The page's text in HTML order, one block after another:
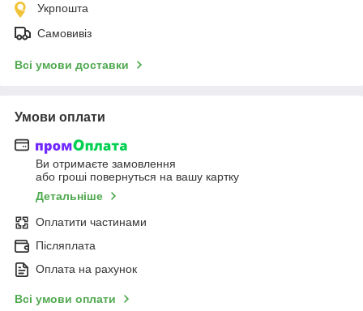
Укрпошта
Самовивіз
Всі умови доставки
Умови оплати
Ви отримаєте замовлення
або гроші повернуться на вашу картку
Детальніше
Оплатити частинами
Післяплата
Оплата на рахунок
Всі умови оплати